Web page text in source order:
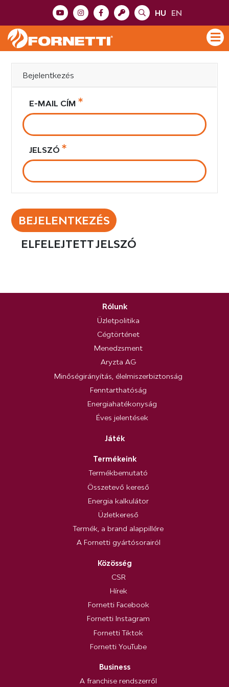
HU EN
Bejelentkezés
E-MAIL CÍM
JELSZÓ
BEJELENTKEZÉS
ELFELEJTETT JELSZÓ
Rólunk
Üzletpolitika
Cégtörténet
Menedzsment
Aryzta AG
Minőségirányítás, élelmiszerbiztonság
Fenntarthatóság
Energiahatékonyság
Éves jelentések
Játék
Termékeink
Termékbemutató
Összetevő kereső
Energia kalkulátor
Üzletkereső
Termék, a brand alappillére
A Fornetti gyártósorairól
Közösség
CSR
Hírek
Fornetti Facebook
Fornetti Instagram
Fornetti Tiktok
Fornetti YouTube
Business
A franchise rendszerről